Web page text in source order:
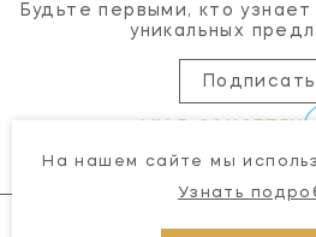
Будьте первыми, кто
уникальных
На нашем сайте мы
Узнать